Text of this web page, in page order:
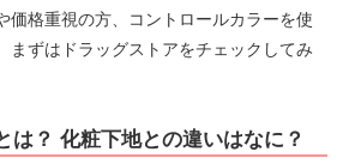
価格重視の方、コントロールカラーを使
まずはドラッグストアをチェックしてみ
は？ 化粧下地との違いはなに？